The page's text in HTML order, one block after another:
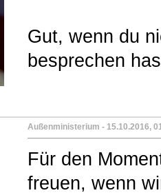
Gut, wenn du
besprechen
Außenministerium - 15.10.2016,
Für den
freuen, wenn